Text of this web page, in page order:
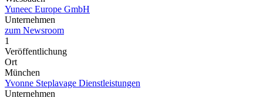
Yuneec Europe GmbH
Unternehmen
zum Newsroom
1
Veröffentlichung
Ort
München
Yvonne Steplavage Dienstleistungen
Unternehmen